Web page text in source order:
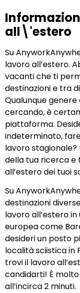
all\'estero
Su
lavoro all’estero.
vacanti che ti
destinazioni e tra
Qualunque
cercando, è
piattaforma.
indeterminato,
lavoro
della tua ricerca e
all’estero dei tuoi
Su
destinazioni
lavoro all’estero
europea come
desideri un posto
località sciistica in
trovi il lavoro
candidarti! È
all’incirca 2 minuti.